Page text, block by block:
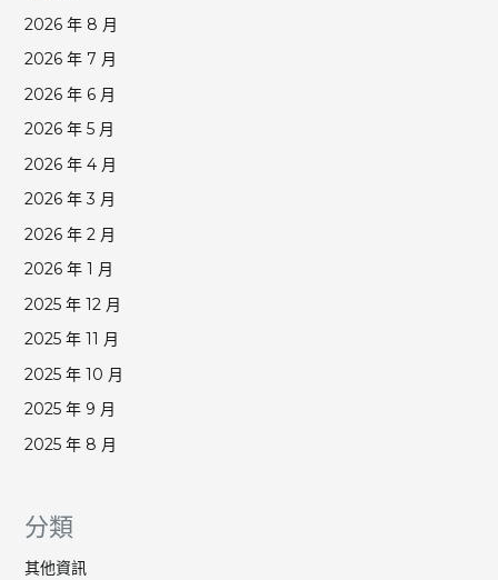
2026 年 8 月
2026 年 7 月
2026 年 6 月
2026 年 5 月
2026 年 4 月
2026 年 3 月
2026 年 2 月
2026 年 1 月
2025 年 12 月
2025 年 11 月
2025 年 10 月
2025 年 9 月
2025 年 8 月
分類
其他資訊